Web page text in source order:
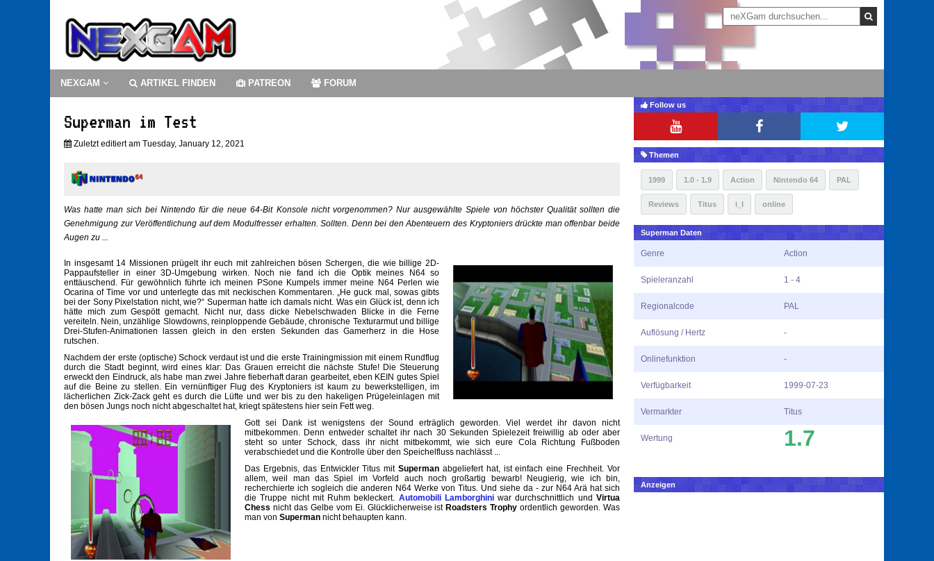
NEXGAM ARTIKEL FINDEN PATREON FORUM
Superman im Test
Zuletzt editiert am Tuesday, January 12, 2021
Was hatte man sich bei Nintendo für die neue 64-Bit Konsole nicht vorgenommen? Nur ausgewählte Spiele von höchster Qualität sollten die
Genehmigung zur Veröffentlichung auf dem Modulfresser erhalten. Sollten. Denn bei den Abenteuern des Kryptoniers drückte man offenbar beide
Augen zu ...
In insgesamt 14 Missionen prügelt ihr euch mit zahlreichen bösen Schergen, die wie billige 2D-
Pappaufsteller in einer 3D-Umgebung wirken. Noch nie fand ich die Optik meines N64 so
enttäuschend. Für gewöhnlich führte ich meinen PSone Kumpels immer meine N64 Perlen wie
Ocarina of Time vor und unterlegte das mit neckischen Kommentaren. „He guck mal, sowas gibts
bei der Sony Pixelstation nicht, wie?“ Superman hatte ich damals nicht. Was ein Glück ist, denn ich
hätte mich zum Gespött gemacht. Nicht nur, dass dicke Nebelschwaden Blicke in die Ferne
vereiteln. Nein, unzählige Slowdowns, reinploppende Gebäude, chronische Texturarmut und billige
Drei-Stufen-Animationen lassen gleich in den ersten Sekunden das Gamerherz in die Hose
rutschen.
Nachdem der erste (optische) Schock verdaut ist und die erste Trainingmission mit einem Rundflug
durch die Stadt beginnt, wird eines klar: Das Grauen erreicht die nächste Stufe! Die Steuerung
erweckt den Eindruck, als habe man zwei Jahre fieberhaft daran gearbeitet, eben KEIN gutes Spiel
auf die Beine zu stellen. Ein vernünftiger Flug des Kryptoniers ist kaum zu bewerkstelligen, im
lächerlichen Zick-Zack geht es durch die Lüfte und wer bis zu den hakeligen Prügeleinlagen mit
den bösen Jungs noch nicht abgeschaltet hat, kriegt spätestens hier sein Fett weg.
Gott sei Dank ist wenigstens der Sound erträglich geworden. Viel werdet ihr davon nicht
mitbekommen. Denn entweder schaltet ihr nach 30 Sekunden Spielezeit freiwillig ab oder aber
steht so unter Schock, dass ihr nicht mitbekommt, wie sich eure Cola Richtung Fußboden
verabschiedet und die Kontrolle über den Speichelfluss nachlässt ...
Das Ergebnis, das Entwickler Titus mitSuperman abgeliefert hat, ist einfach eine Frechheit. Vor
allem, weil man das Spiel im Vorfeld auch noch großartig bewarb! Neugierig, wie ich bin,
recherchierte ich sogleich die anderen N64 Werke von Titus. Und siehe da - zur N64 Arä hat sich
die Truppe nicht mit Ruhm bekleckert. Automobili Lamborghiniwar durchschnittlich undVirtua
Chess nicht das Gelbe vom Ei. Glücklicherweise ist Roadsters Trophy ordentlich geworden. Was
man von Superman nicht behaupten kann.
Follow us
Themen
1999 1.0 - 1.9 Action Nintendo 64 PAL
Reviews Titus i_l online
Superman Daten
Genre Action
Spieleranzahl 1 - 4
Regionalcode PAL
Auflösung / Hertz -
Onlinefunktion -
Verfügbarkeit 1999-07-23
Vermarkter Titus
Wertung 1.7
Anzeigen